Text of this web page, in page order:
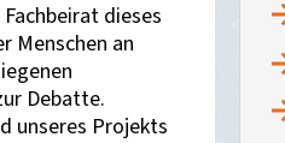
dieses
Menschen an
Debatte.
unseres Projekts